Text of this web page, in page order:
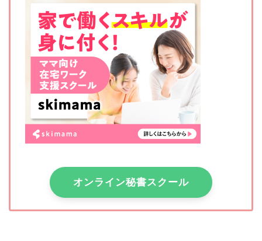
オンライン秘書スクール